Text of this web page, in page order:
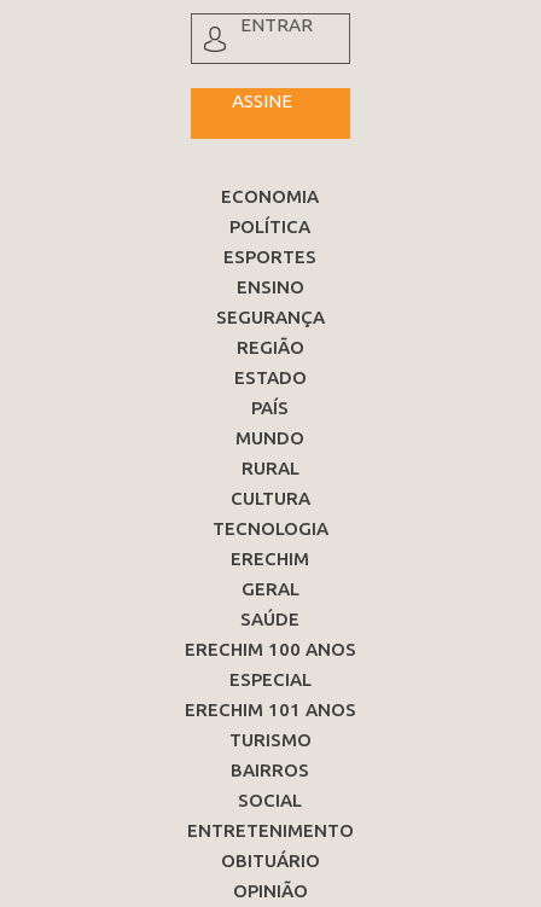
ENTRAR
ASSINE
ECONOMIA
POLÍTICA
ESPORTES
ENSINO
SEGURANÇA
REGIÃO
ESTADO
PAÍS
MUNDO
RURAL
CULTURA
TECNOLOGIA
ERECHIM
GERAL
SAÚDE
ERECHIM 100 ANOS
ESPECIAL
ERECHIM 101 ANOS
TURISMO
BAIRROS
SOCIAL
ENTRETENIMENTO
OBITUÁRIO
OPINIÃO